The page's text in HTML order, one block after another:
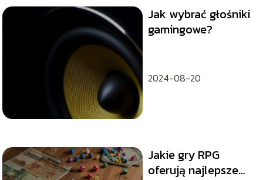
Jak wybrać głośniki
gamingowe?
2024-08-20
Jakie gry RPG
oferują najlepsze